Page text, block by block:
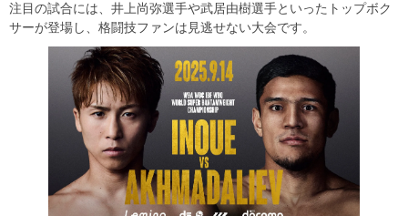
注目の試合には、井上尚弥選手や武居由樹選手といったトップボク
サーが登場し、格闘技ファンは見逃せない大会です。